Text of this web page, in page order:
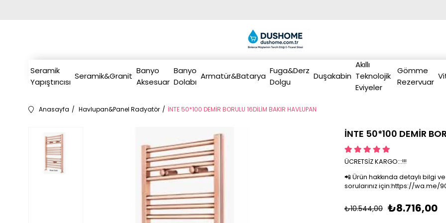
Seramik
Yapıştırıcısı
Seramik&Granit
Banyo
Aksesuar
Banyo
Dolabı
Armatür&Batarya
Fuga&Derz
Dolgu
Duşakabin
Akıllı
Teknolojik
Eviyeler
Gömme
Rezervuar
Anasayfa Havlupan&Panel Radyatör İNTE 50*100 DEMİR BORULU 16DİLİM BAKIR HAVLUPAN
İNTE 50*100 DEMİR
ÜCRETSİZ KARGO:::!!!
📲 Ürün hakkında detaylı bilgi
sorularınız için:https://wa.me/
₺10.544,00 ₺8.716,00